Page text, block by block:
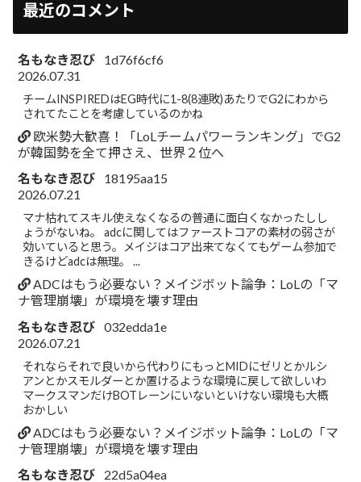
最近のコメント
名もなき忍び
1d76f6cf6
2026.07.31
チームINSPIREDはEG時代に1-8(8連敗)あたりでG2にわから
されてたことを考慮しているのかね
欧米勢大歓喜！「LoLチームパワーランキング」でG2
が韓国勢を全て押さえ、世界２位へ
名もなき忍び
18195aa15
2026.07.21
マナ枯れてスキル使えなくなるの普通に面白くなかったしし
ょうがないね。 adcに関してはファーストコアの素材の弱さが
効いていると思う。メイジはコア出来てなくてもゲーム参加で
きるけどadcは無理。 ...
ADCはもう必要ない？メイジボット論争：LoLの「マ
ナ管理崩壊」が環境を壊す理由
名もなき忍び 032edda1e
2026.07.21
それならそれで良いから代わりにもっとMIDにゼリとかルシ
アンとかスモルダーとか置けるような環境に戻して欲しいわ
マークスマンだけBOTレーンにいないといけない環境も大概
おかしい
ADCはもう必要ない？メイジボット論争：LoLの「マ
ナ管理崩壊」が環境を壊す理由
名もなき忍び
22d5a04ea